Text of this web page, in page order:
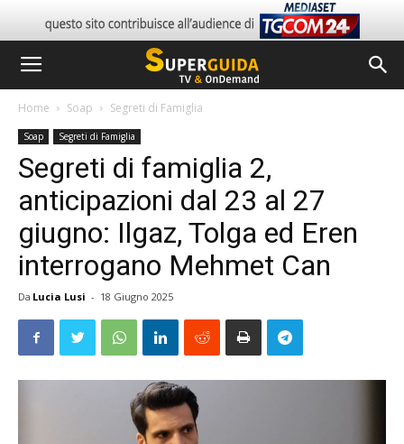
Home Soap Segreti di Famiglia
Soap Segreti di Famiglia
Segreti di famiglia 2,
anticipazioni dal 23 al 27
giugno: Ilgaz, Tolga ed Eren
interrogano Mehmet Can
Da Lucia Lusi - 18 Giugno 2025